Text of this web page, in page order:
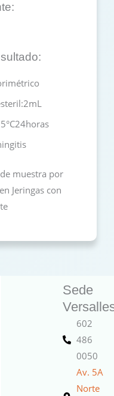
muestra por
Jeringas con
Sede
602
486
0050
Av. 5A
Norte